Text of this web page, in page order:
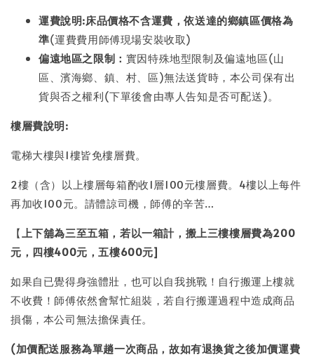
運費說明:床品價格不含運費 ，依送達的鄉鎮區價格為
準(運費費用師傅現場安裝收取)
偏遠地區之限制： 實因特殊地型限制及偏遠地區(山
區、濱海鄉、鎮、村、區)無法送貨時，本公司保有出
貨與否之權利(下單後會由專人告知是否可配送)。
樓層費說明:
電梯大樓與1樓皆免樓層費。
2樓（含）以上樓層每箱酌收1層100元樓層費。4樓以上每件
再加收100元。請體諒司機，師傅的辛苦…
【 上下舖為三至五箱，若以一箱計，搬上三樓樓層費為200
元，四樓400元，五樓600元]
如果自已覺得身強體壯，也可以自我挑戰！自行搬運上樓就
不收費！師傅依然會幫忙組裝，若自行搬運過程中造成商品
損傷，本公司無法擔保責任。
(加價配送服務為單趟一次商品，故如有退換貨之後加價運費